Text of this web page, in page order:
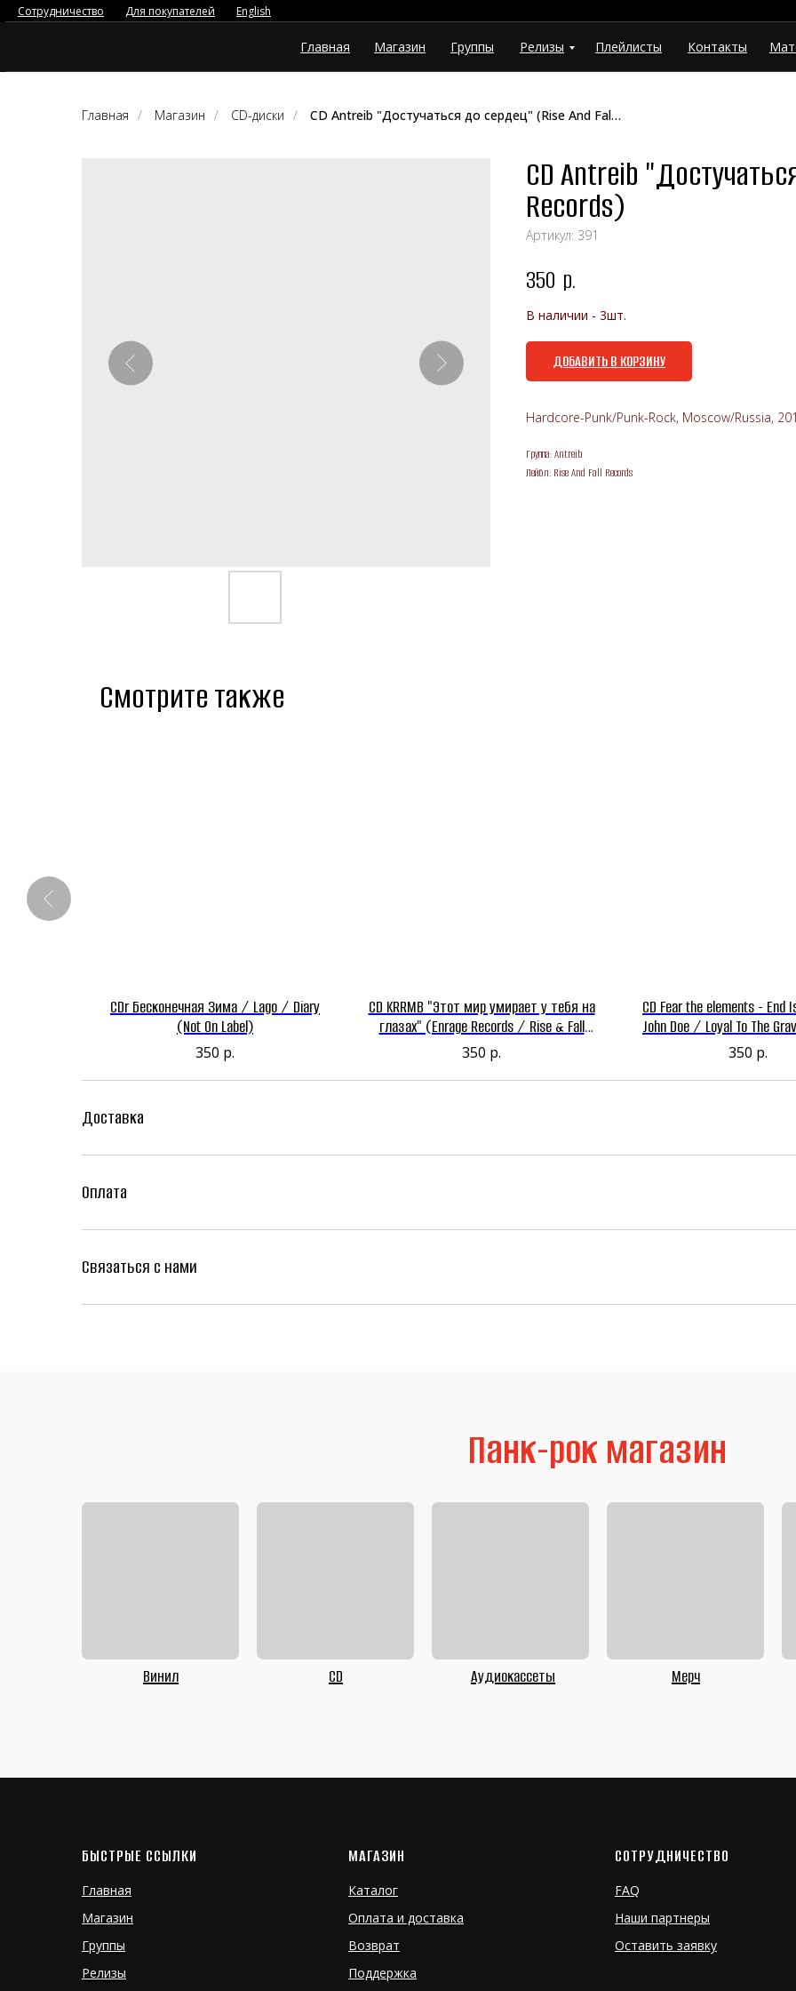
Главная Магазин Группы Релизы Плейлисты Контакты
Сотрудничество Для покупателей English
Главная / Магазин / CD-диски / CD Antreib "Достучаться до сердец" (Rise And Fall Records)
CD Antreib
Records)
Артикул: 391
350 р.
В наличии - 3шт.
ДОБАВИТЬ В КОРЗИНУ
Hardcore-Punk/Punk-Rock, Moscow/Russia,
Группа: Antreib
Лейбл: Rise And Fall Records
Смотрите также
CDr Бесконечная Зима / Lago / Diary
(Not On Label)
350 р.
CD KRRMB "Этот мир умирает у тебя на
глазах" (Enrage Records / Rise & Fall
Records / Каравай Диайвай)
350 р.
CD Fear the elements - End
John Doe / Loyal To The
(Village Kids
350 р.
Доставка
Оплата
Связаться с нами
Винил CD Аудиокассеты Мерч
Панк-рок магазин
БЫСТРЫЕ ССЫЛКИ
Главная
Магазин
Группы
Релизы
МАГАЗИН
Каталог
Оплата и доставка
Возврат
Поддержка
СОТРУДНИЧЕСТВО
FAQ
Наши партнеры
Оставить заявку